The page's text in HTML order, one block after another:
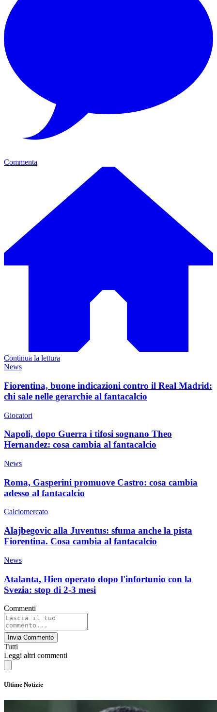
Commenta
Continua la lettura
News
Fiorentina, buone indicazioni contro il Real Madrid:
chi sale nelle gerarchie al fantacalcio
Giocatori
Napoli, dopo Guerra i tifosi sognano Theo
Hernandez: cosa cambia al fantacalcio
News
Roma, Gasperini promuove Castro: cosa cambia
adesso al fantacalcio
Calciomercato
Alajbegovic alla Juventus: sfuma anche la pista
Fiorentina. Cosa cambia al fantacalcio
News
Atalanta, Hien operato dopo l'infortunio con la
Svezia: stop di 2-3 mesi
Commenti
Invia Commento
Tutti
Leggi altri commenti
Ultime Notizie